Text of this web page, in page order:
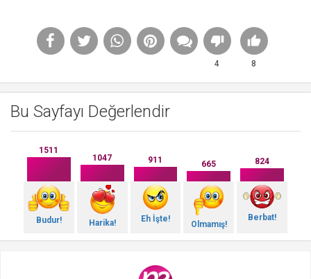
4 8
Bu Sayfayı Değerlendir
1511
Budur!
1047
Harika!
911
Eh İşte!
665
Olmamış!
824
Berbat!